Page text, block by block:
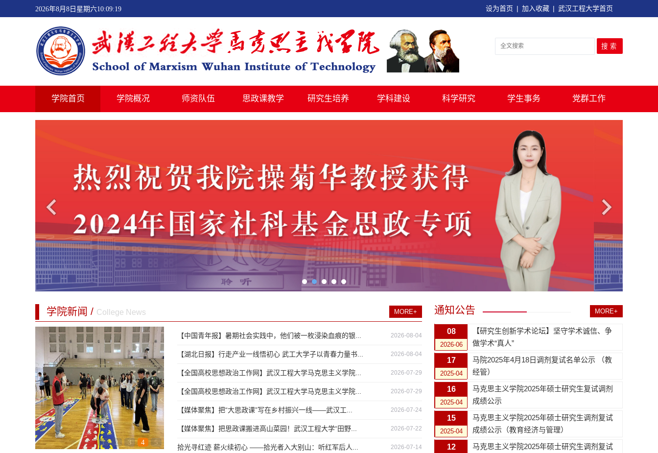
2026年8月8日星期六10:09:19 设为首页 | 加入收藏 | 武汉工程大学首页
学院首页 学院概况 师资队伍 思政课教学 研究生培养 学科建设 科学研究 学生事务 党群工作
学院新闻 / College News MORE+
1 2 3 4 5
【中国青年报】暑期社会实践中，他们被一枚浸染血痕的银... 2026-08-04
【湖北日报】行走产业一线悟初心 武工大学子以青春力量书... 2026-08-04
【全国高校思想政治工作网】武汉工程大学马克思主义学院... 2026-07-29
【全国高校思想政治工作网】武汉工程大学马克思主义学院... 2026-07-29
【媒体聚焦】把“大思政课”写在乡村振兴一线——武汉工... 2026-07-24
【媒体聚焦】把思政课搬进高山菜园！武汉工程大学“田野... 2026-07-22
拾光寻红迹 薪火续初心 ——拾光者入大别山：听红军后人... 2026-07-14
通知公告 MORE+
08
2026-06
【研究生创新学术论坛】坚守学术诚信、争
做学术“真人”
17
2025-04
马院2025年4月18日调剂复试名单公示 （教
经管）
16
2025-04
马克思主义学院2025年硕士研究生复试调剂
成绩公示
15
2025-04
马克思主义学院2025年硕士研究生调剂复试
成绩公示（教育经济与管理）
12
马克思主义学院2025年硕士研究生调剂复试